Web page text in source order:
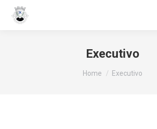
Executivo
You are here:
Home Executivo